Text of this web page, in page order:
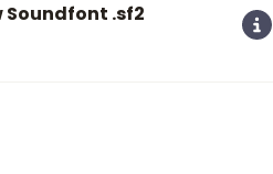
Soundfont .sf2